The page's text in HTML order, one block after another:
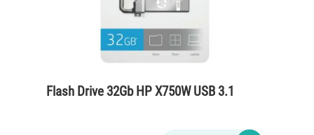
Flash Drive 32Gb HP X750W USB 3.1